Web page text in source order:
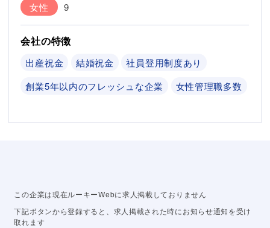
女性
9
会社の特徴
出産祝金 結婚祝金
社員登用制度あり
創業5年以内のフレッシュな企業
女性管理職多数
この企業は現在ルーキーWebに求人掲載しておりません
下記ボタンから登録すると、求人掲載された時にお知らせ通知を受け
取れます